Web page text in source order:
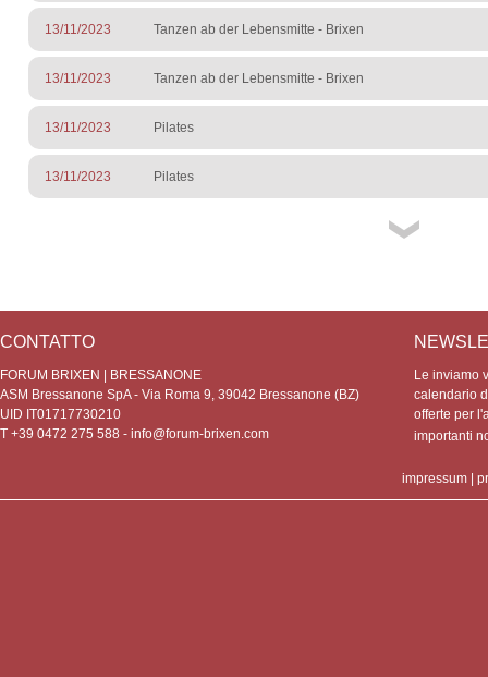
13/11/2023 Tanzen ab der Lebensmitte - Brixen
13/11/2023 Tanzen ab der Lebensmitte - Brixen
13/11/2023 Pilates
13/11/2023 Pilates
CONTATTO
FORUM BRIXEN | BRESSANONE
ASM Bressanone SpA - Via Roma 9, 39042 Bressanone (BZ)
UID IT01717730210
T +39 0472 275 588 - info@forum-brixen.com
Le inviamo
calendario
offerte per
importanti
impressum